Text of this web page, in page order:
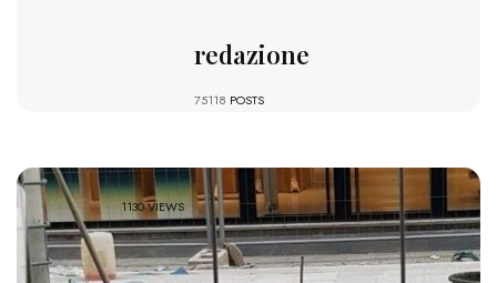
redazione
75118 POSTS
1130 VIEWS